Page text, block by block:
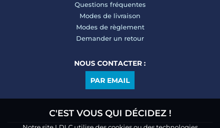
Questions fréquentes
Modes de livraison
Modes de règlement
Demander un retour
NOUS CONTACTER :
PAR EMAIL
C'EST VOUS QUI DÉCIDEZ !